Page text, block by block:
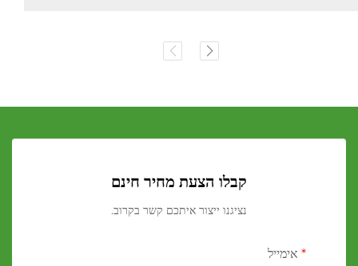
קבלו הצעת מחיר חינם
נציגנו ייצור איתכם קשר בקרוב.
אימייל